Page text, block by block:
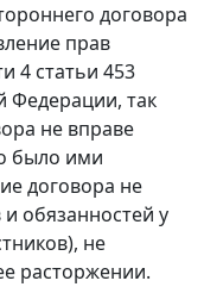
договора
прав
4 статьи 453
Федерации, так
не вправе
было ими
договора не
обязанностей у
не
расторжении.